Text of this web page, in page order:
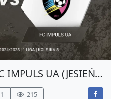
IMPULS UA (JESIEŃ
215